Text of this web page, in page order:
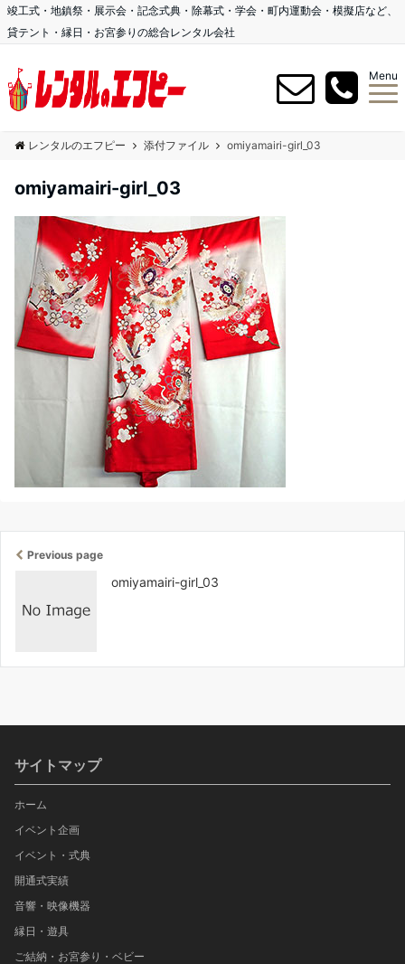
竣工式・地鎮祭・展示会・記念式典・除幕式・学会・町内運動会・模擬店など、
貸テント・縁日・お宮参りの総合レンタル会社
Menu
レンタルのエフピー 添付ファイル omiyamairi-girl_03
omiyamairi-girl_03
Previous page
omiyamairi-girl_03
サイトマップ
ホーム
イベント企画
イベント・式典
開通式実績
音響・映像機器
縁日・遊具
ご結納・お宮参り・ベビー